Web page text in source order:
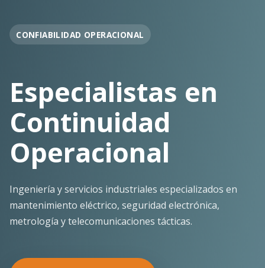
OPERACIÓN EN FAENA
Soporte
Operacional
Continuo
Despliegue ágil en terreno con los más altos
estándares de seguridad y calidad técnica para la
minería pesada.